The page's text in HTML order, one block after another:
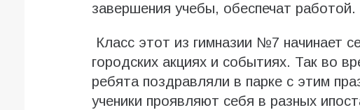
завершения учебы, обеспечат работой.
Класс этот из гимназии №7 начинает
городских акциях и событиях. Так во
ребята поздравляли в парке с этим
ученики проявляют себя в разных